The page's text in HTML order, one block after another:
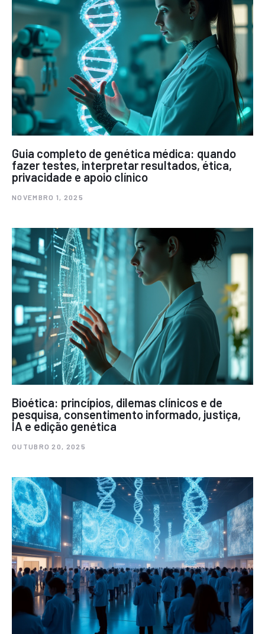
Guia completo de genética médica: quando
fazer testes, interpretar resultados, ética,
privacidade e apoio clínico
NOVEMBRO 1, 2025
Bioética: princípios, dilemas clínicos e de
pesquisa, consentimento informado, justiça,
IA e edição genética
OUTUBRO 20, 2025